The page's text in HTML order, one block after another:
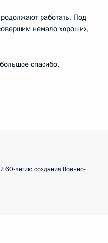
работать. Под
немало хороших,
спасибо.
60-летию создания Военно-